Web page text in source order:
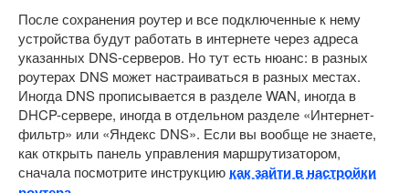
После сохранения роутер и все подключенные к нему
устройства будут работать в интернете через адреса
указанных DNS-серверов. Но тут есть нюанс: в разных
роутерах DNS может настраиваться в разных местах.
Иногда DNS прописывается в разделе WAN, иногда в
DHCP-сервере, иногда в отдельном разделе «Интернет-
фильтр» или «Яндекс DNS». Если вы вообще не знаете,
как открыть панель управления маршрутизатором,
сначала посмотрите инструкцию как зайти в настройки